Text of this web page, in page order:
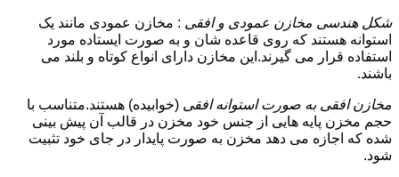
شکل هندسی مخازن عمودی و افقی : مخازن عمودی مانند یک
استوانه هستند که روی قاعده شان و به صورت ایستاده مورد
استفاده قرار می گیرند.این مخازن دارای انواع کوتاه و بلند می
باشند.
مخازن افقی به صورت استوانه افقی (خوابیده) هستند.متناسب با
حجم مخزن پایه هایی از جنس خود مخزن در قالب آن پیش بینی
شده که اجازه می دهد مخزن به صورت پایدار در جای خود تثبیت
شود.